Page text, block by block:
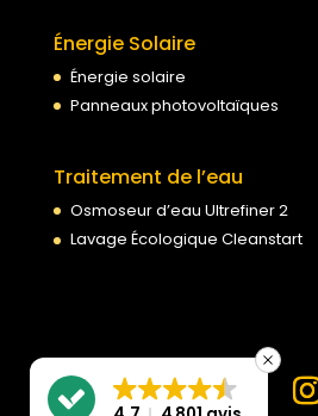
Énergie Solaire
Énergie solaire
Panneaux photovoltaïques
Traitement de l’eau
Osmoseur d’eau Ultrefiner 2
Lavage Écologique Cleanstart